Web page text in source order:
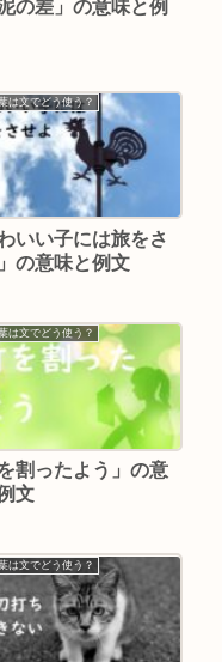
泥の差」の意味と例
は文でどう使う？
わいい子には旅をさ
の意味と例文
は文でどう使う？
を割ったよう」の意
文
は文でどう使う？